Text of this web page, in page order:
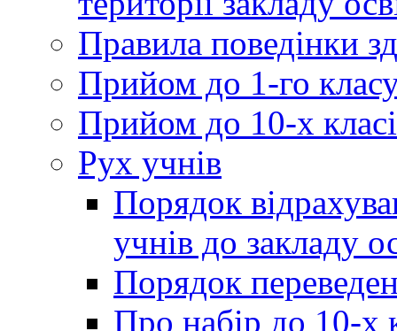
Правила поведінки
Прийом до 1-го
Прийом до 10-х
Рух учнів
Порядок
учнів до закладу
Порядок
Про набір до 10-х